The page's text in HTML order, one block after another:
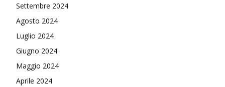
Settembre 2024
Agosto 2024
Luglio 2024
Giugno 2024
Maggio 2024
Aprile 2024